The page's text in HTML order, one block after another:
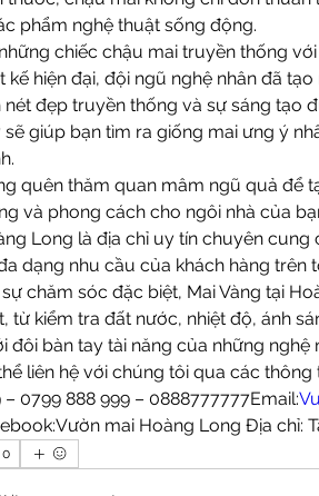
phẩm nghệ thuật sống động.
chiếc chậu mai truyền thống
kế hiện đại, đội ngũ nghệ nhân đã
nét đẹp truyền thống và sự sáng tạo
sẽ giúp bạn tìm ra giống mai ưng ý
quên thăm quan mâm ngũ quả để
và phong cách cho ngôi nhà của
Long là địa chỉ uy tín chuyên cung
dạng nhu cầu của khách hàng trên
chăm sóc đặc biệt, Mai Vàng tại
từ kiểm tra đất nước, nhiệt độ, ánh
đôi bàn tay tài năng của những nghệ
liên hệ với chúng tôi qua các
– 0799 888 999 – 0888777777Email:
mai Hoàng Long Địa chỉ:
0